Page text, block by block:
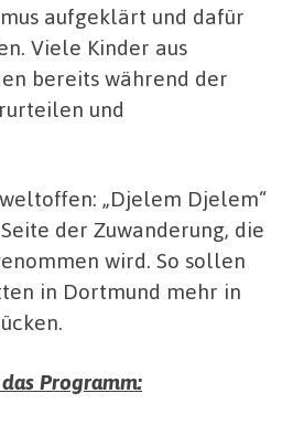
aufgeklärt und dafür
Viele Kinder aus
bereits während der
und
„Djelem Djelem“
der Zuwanderung, die
wird. So sollen
in Dortmund mehr in
Programm: